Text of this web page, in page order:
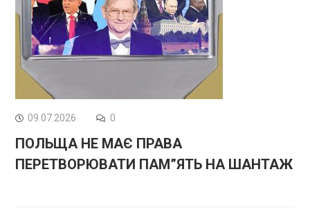
09.07.2026 0
ПОЛЬЩА НЕ МАЄ ПРАВА
ПЕРЕТВОРЮВАТИ ПАМ”ЯТЬ НА ШАНТАЖ